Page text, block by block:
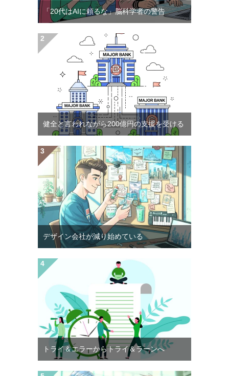
「20代はAIに頼るな」脳科学者の警告
健全と言われながら200億円の支援を受ける
デザイン会社が減り始めている
トライ＆エラーからトライ＆ラーンへ